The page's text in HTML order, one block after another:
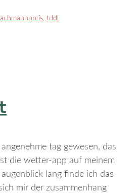
, tddl
tag gewesen, das
die wetter-app auf meinem
lang finde ich das
mir der zusammenhang